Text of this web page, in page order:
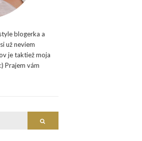
blogerka a
už neviem
je taktiež moja
Prajem vám